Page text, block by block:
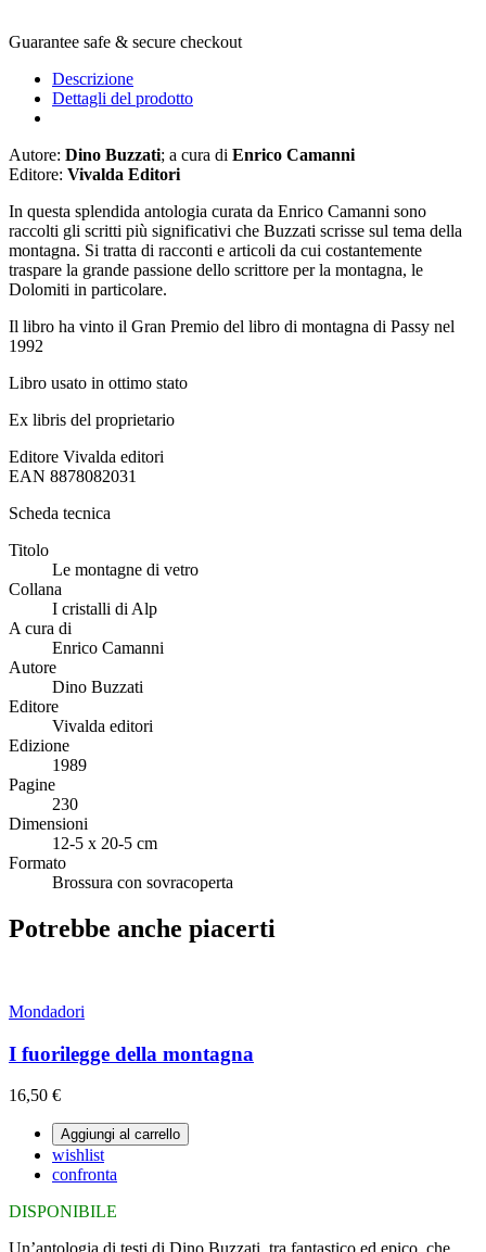
Guarantee safe & secure checkout
Descrizione
Dettagli del prodotto
Autore: Dino Buzzati; a cura di Enrico Camanni
Editore: Vivalda Editori
In questa splendida antologia curata da Enrico Camanni sono
raccolti gli scritti più significativi che Buzzati scrisse sul tema della
montagna. Si tratta di racconti e articoli da cui costantemente
traspare la grande passione dello scrittore per la montagna, le
Dolomiti in particolare.
Il libro ha vinto il Gran Premio del libro di montagna di Passy nel
1992
Libro usato in ottimo stato
Ex libris del proprietario
Editore Vivalda editori
EAN 8878082031
Scheda tecnica
Titolo
Le montagne di vetro
Collana
I cristalli di Alp
A cura di
Enrico Camanni
Autore
Dino Buzzati
Editore
Vivalda editori
Edizione
1989
Pagine
230
Dimensioni
12-5 x 20-5 cm
Formato
Brossura con sovracoperta
Potrebbe anche piacerti
Mondadori
I fuorilegge della montagna
16,50 €
Aggiungi al carrello
wishlist
confronta
DISPONIBILE